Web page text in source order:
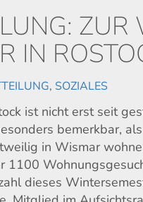
IN
, SOZIALES
ist nicht erst seit
bemerkbar,
in Wismar
1100
dieses